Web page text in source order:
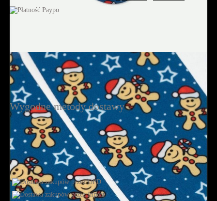
Wygodne metody dostawy